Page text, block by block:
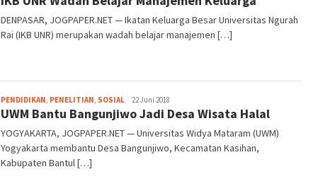
DENPASAR, JOGPAPER.NET — Ikatan Keluarga Besar Universitas Ngurah
Rai (IKB UNR) merupakan wadah belajar manajemen […]
PENDIDIKAN PENELITIAN SOSIAL Heri
Purwata
22 Juni 2018
UWM Bantu Bangunjiwo Jadi Desa Wisata Halal
YOGYAKARTA, JOGPAPER.NET — Universitas Widya Mataram (UWM)
Yogyakarta membantu Desa Bangunjiwo, Kecamatan Kasihan,
Kabupaten Bantul […]